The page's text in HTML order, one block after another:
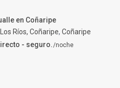
en Coñaripe
Ríos, Coñaripe, Coñaripe
- seguro./noche